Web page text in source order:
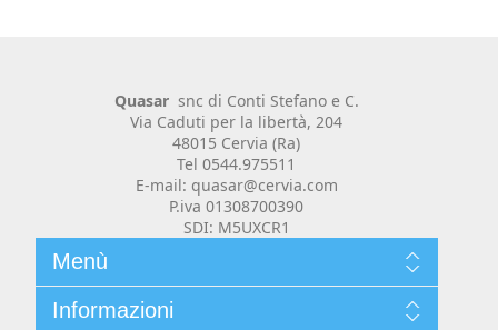
Quasar snc di Conti Stefano e C.
Via Caduti per la libertà, 204
48015 Cervia (Ra)
Tel 0544.975511
E-mail: quasar@cervia.com
P.iva 01308700390
SDI: M5UXCR1
Menù
Contenuti
Informazioni